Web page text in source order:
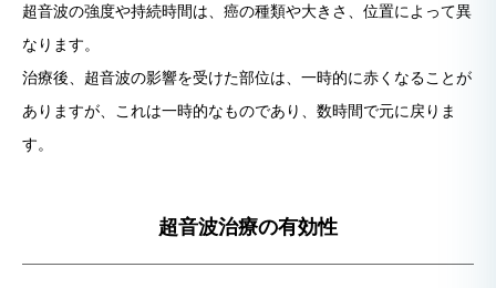
超音波の強度や持続時間は、癌の種類や大きさ、位置によって異
なります。
治療後、超音波の影響を受けた部位は、一時的に赤くなることが
ありますが、これは一時的なものであり、数時間で元に戻りま
す。
超音波治療の有効性